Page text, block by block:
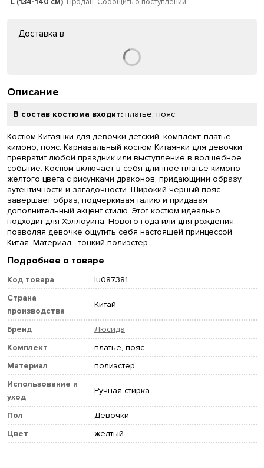
L (134-140 см) Продан Сообщить о поступлении
Доставка в
Описание
В состав костюма входит: платье, пояс
Костюм Китаянки для девочки детский, комплект: платье-
кимоно, пояс. Карнавальный костюм Китаянки для девочки
превратит любой праздник или выступление в волшебное
событие. Костюм включает в себя длинное платье-кимоно
желтого цвета с рисунками драконов, придающими образу
аутентичности и загадочности. Широкий черный пояс
завершает образ, подчеркивая талию и придавая
дополнительный акцент стилю. Этот костюм идеально
подходит для Хэллоуина, Нового года или дня рождения,
позволяя девочке ощутить себя настоящей принцессой
Китая. Материал - тонкий полиэстер.
Подробнее о товаре
Код товара
lu087381
Страна
производства
Китай
Бренд
Люсида
Комплект
платье, пояс
Материал
полиэстер
Использование и
уход
Ручная стирка
Пол
Девочки
Цвет
желтый